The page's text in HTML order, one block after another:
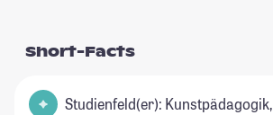
Short-Facts
Studienfeld(er): Kunstpädagogik,